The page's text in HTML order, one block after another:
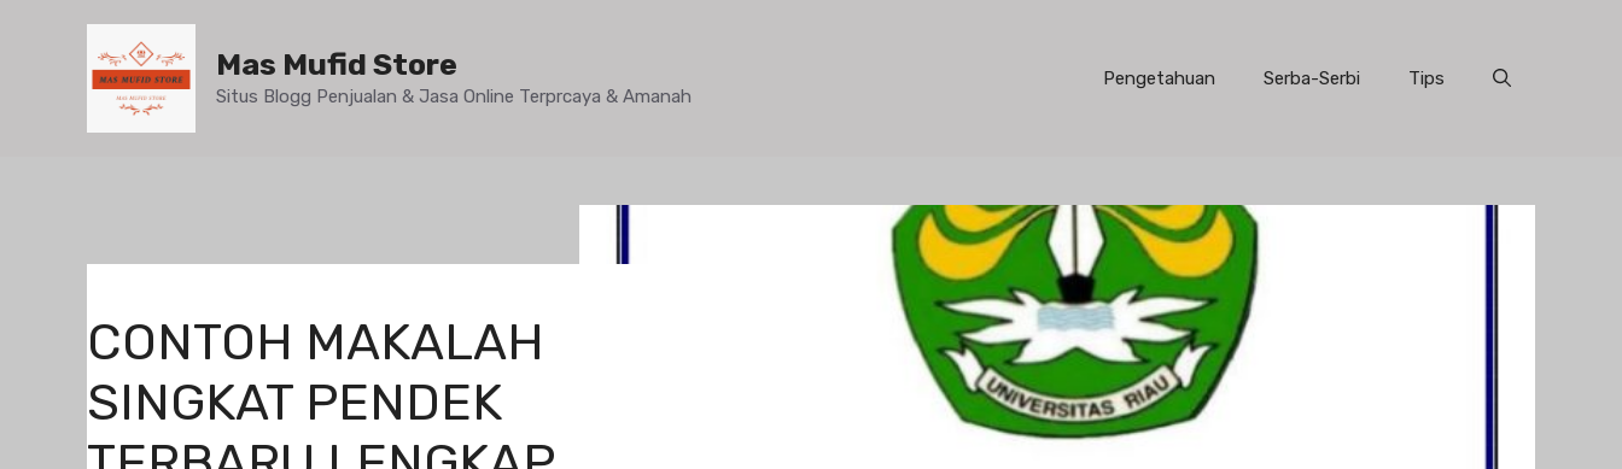
Mas Mufid Store
Situs Blogg Penjualan & Jasa Online Terprcaya & Amanah
Pengetahuan Serba-Serbi Tips
CONTOH MAKALAH
SINGKAT PENDEK